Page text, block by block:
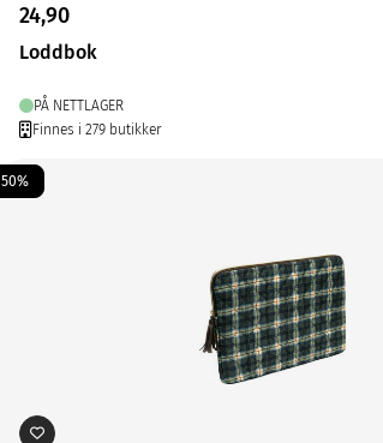
24,90
Loddbok
PÅ NETTLAGER
Finnes i 279 butikker
50%